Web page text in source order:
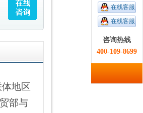
地区
部与
在线客服
在线客服
咨询热线
400-109-8699